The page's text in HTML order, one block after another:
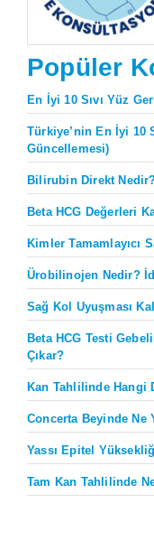
Popüler
En İyi 10 Sıvı Yüz
Türkiye’nin En İyi 10
Güncellemesi)
Bilirubin Direkt
Beta HCG Değerleri
Kimler Tamamlayıcı
Ürobilinojen Nedir?
Sağ Kol Uyuşması
Beta HCG Testi
Çıkar?
Kan Tahlilinde Hangi
Concerta Beyinde Ne
Yassı Epitel
Tam Kan Tahlilinde